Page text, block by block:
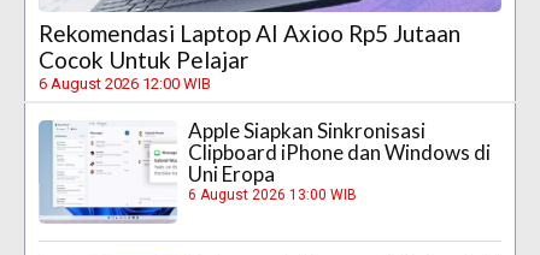
Rekomendasi Laptop AI Axioo Rp5 Jutaan
Cocok Untuk Pelajar
6 August 2026 12:00 WIB
Apple Siapkan Sinkronisasi
Clipboard iPhone dan Windows di
Uni Eropa
6 August 2026 13:00 WIB